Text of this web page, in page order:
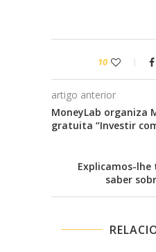
10
artigo anterior
MoneyLab organiza
gratuita “Investir
Explicamos-lhe
saber